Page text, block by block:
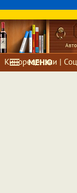
МЕНЮ
Кинорецензии |